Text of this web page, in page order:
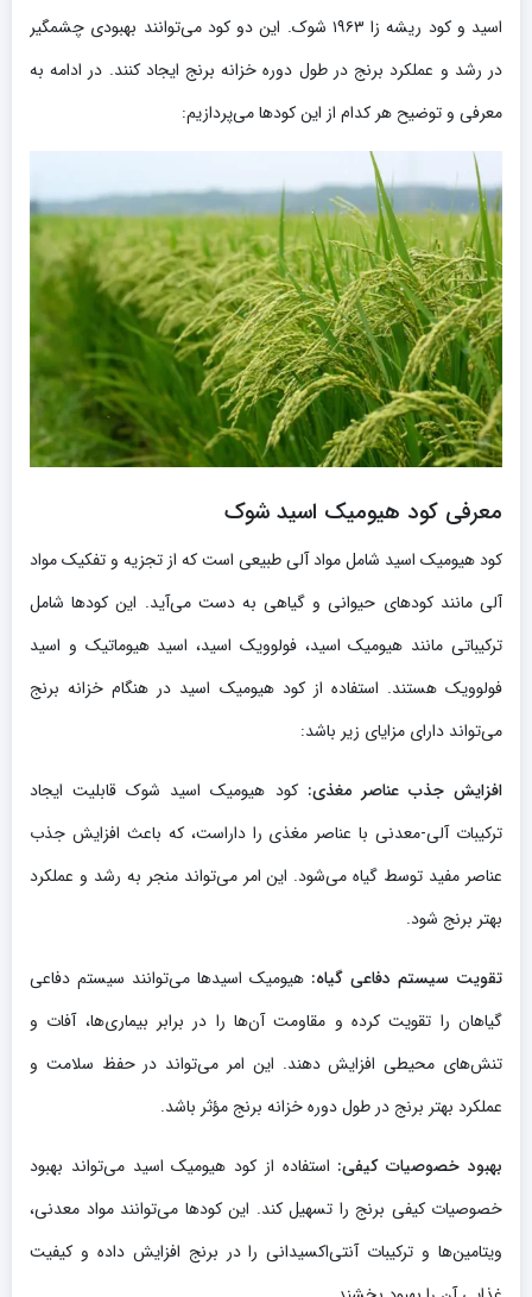
اسید و کود ریشه‌ زا ۱۹۶۳ شوک. این دو کود می‌توانند بهبودی چشمگیر
در رشد و عملکرد برنج در طول دوره خزانه‌ برنج ایجاد کنند. در ادامه به
معرفی و توضیح هر کدام از این کودها می‌پردازیم:
معرفی کود هیومیک اسید شوک
کود هیومیک اسید شامل مواد آلی طبیعی است که از تجزیه و تفکیک مواد
آلی مانند کودهای حیوانی و گیاهی به دست می‌آید. این کودها شامل
ترکیباتی مانند هیومیک اسید، فولوویک اسید، اسید هیوماتیک و اسید
فولوویک هستند. استفاده از کود هیومیک اسید در هنگام خزانه برنج
می‌تواند دارای مزایای زیر باشد:
افزایش جذب عناصر مغذی: کود هیومیک اسید شوک قابلیت ایجاد
ترکیبات آلی-معدنی با عناصر مغذی را داراست، که باعث افزایش جذب
عناصر مفید توسط گیاه می‌شود. این امر می‌تواند منجر به رشد و عملکرد
بهتر برنج شود.
تقویت سیستم دفاعی گیاه: هیومیک اسیدها می‌توانند سیستم دفاعی
گیاهان را تقویت کرده و مقاومت آن‌ها را در برابر بیماری‌ها، آفات و
تنش‌های محیطی افزایش دهند. این امر می‌تواند در حفظ سلامت و
عملکرد بهتر برنج در طول دوره خزانه‌ برنج مؤثر باشد.
بهبود خصوصیات کیفی: استفاده از کود هیومیک اسید می‌تواند بهبود
خصوصیات کیفی برنج را تسهیل کند. این کودها می‌توانند مواد معدنی،
ویتامین‌ها و ترکیبات آنتی‌اکسیدانی را در برنج افزایش داده و کیفیت